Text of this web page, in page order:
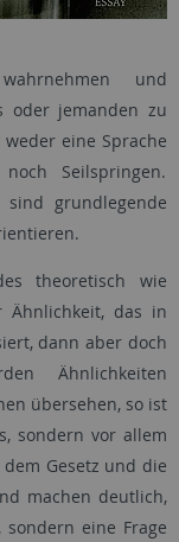
und
oder jemanden zu
eine Sprache
Seilspringen.
sind grundlegende
theoretisch wie
Ähnlichkeit, das in
dann aber doch
Ähnlichkeiten
übersehen, so ist
sondern vor allem
Gesetz und die
machen deutlich,
eine Frage